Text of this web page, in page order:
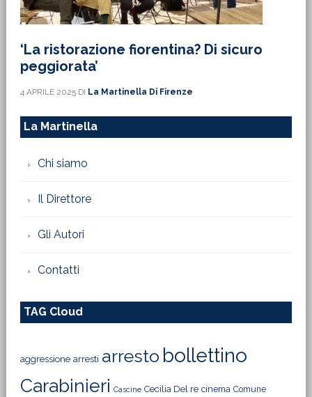
‘La ristorazione fiorentina? Di sicuro
peggiorata’
4 APRILE 2025DI La Martinella Di Firenze
La Martinella
Chi siamo
Il Direttore
Gli Autori
Contatti
TAG Cloud
aggressione arresti arresto bollettino
Carabinieri Cascine Cecilia Del re cinema Comune